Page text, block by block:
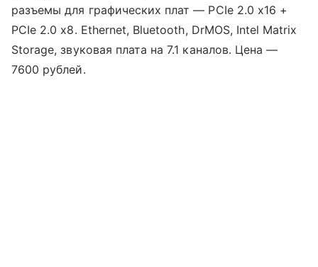
разъемы для графических плат — PCIe 2.0 x16 +
PCIe 2.0 x8. Ethernet, Bluetooth, DrMOS, Intel Matrix
Storage, звуковая плата на 7.1 каналов. Цена —
7600 рублей.